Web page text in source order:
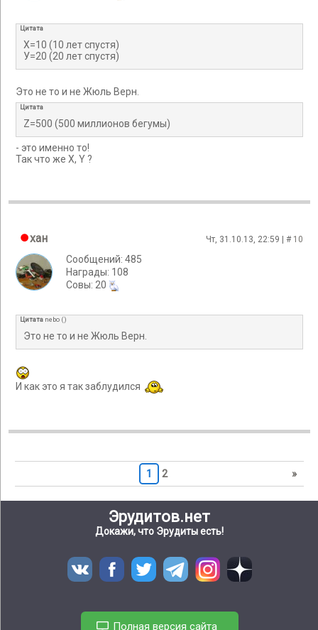
Цитата
Х=10 (10 лет спустя)
У=20 (20 лет спустя)
Это не то и не Жюль Верн.
Цитата
Z=500 (500 миллионов бегумы)
- это именно то!
Так что же X, Y ?
хан Чт, 31.10.13, 22:59 | # 10
Сообщений: 485
Награды: 108
Cовы: 20
Цитата nebo ()
Это не то и не Жюль Верн.
И как это я так заблудился
1 2 »
Эрудитов.нет
Докажи, что Эрудиты есть!
Полная версия сайта